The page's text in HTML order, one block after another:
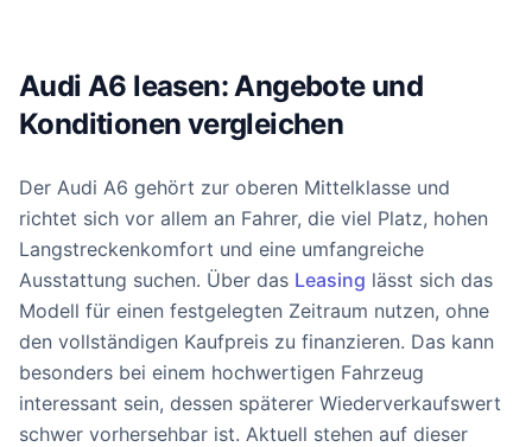
Audi A6 leasen: Angebote und
Konditionen vergleichen
Der Audi A6 gehört zur oberen Mittelklasse und
richtet sich vor allem an Fahrer, die viel Platz, hohen
Langstreckenkomfort und eine umfangreiche
Ausstattung suchen. Über das Leasing lässt sich das
Modell für einen festgelegten Zeitraum nutzen, ohne
den vollständigen Kaufpreis zu finanzieren. Das kann
besonders bei einem hochwertigen Fahrzeug
interessant sein, dessen späterer Wiederverkaufswert
schwer vorhersehbar ist. Aktuell stehen auf dieser